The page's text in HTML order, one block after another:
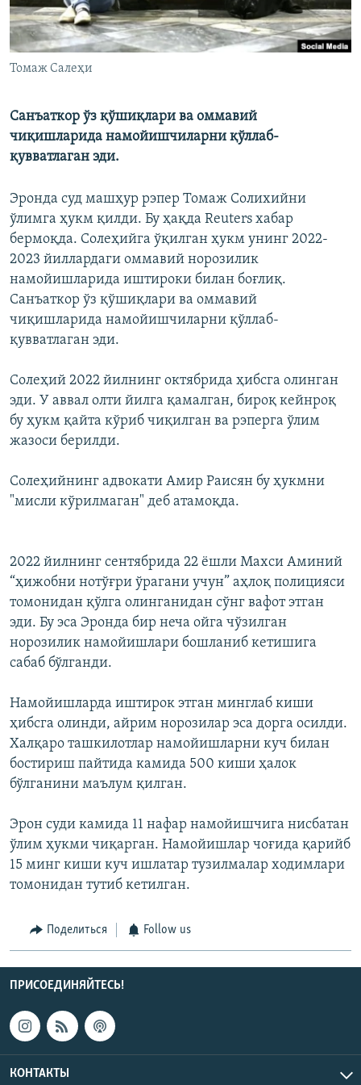
Томаж Салеҳи
Санъаткор ўз қўшиқлари ва оммавий
чиқишларида намойишчиларни қўллаб-
қувватлаган эди.
Эронда суд машҳур рэпер Томаж Солихийни
ўлимга ҳукм қилди. Бу ҳақда Reuters хабар
бермоқда. Солеҳийга ўқилган ҳукм унинг 2022-
2023 йиллардаги оммавий норозилик
намойишларида иштироки билан боғлиқ.
Санъаткор ўз қўшиқлари ва оммавий
чиқишларида намойишчиларни қўллаб-
қувватлаган эди.
Солеҳий 2022 йилнинг октябрида ҳибсга олинган
эди. У аввал олти йилга қамалган, бироқ кейнроқ
бу ҳукм қайта кўриб чиқилган ва рэперга ўлим
жазоси берилди.
Солеҳийнинг адвокати Амир Раисян бу ҳукмни
"мисли кўрилмаган" деб атамоқда.
2022 йилнинг сентябрида 22 ёшли Махси Аминий
“ҳижобни нотўғри ўрагани учун” аҳлоқ полицияси
томонидан қўлга олинганидан сўнг вафот этган
эди. Бу эса Эронда бир неча ойга чўзилган
норозилик намойишлари бошланиб кетишига
сабаб бўлганди.
Намойишларда иштирок этган минглаб киши
ҳибсга олинди, айрим норозилар эса дорга осилди.
Халқаро ташкилотлар намойишларни куч билан
бостириш пайтида камида 500 киши ҳалок
бўлганини маълум қилган.
Эрон суди камида 11 нафар намойишчига нисбатан
ўлим ҳукми чиқарган. Намойишлар чоғида қарийб
15 минг киши куч ишлатар тузилмалар ходимлари
томонидан тутиб кетилган.
Поделиться Follow us
ПРИСОЕДИНЯЙТЕСЬ!
КОНТАКТЫ